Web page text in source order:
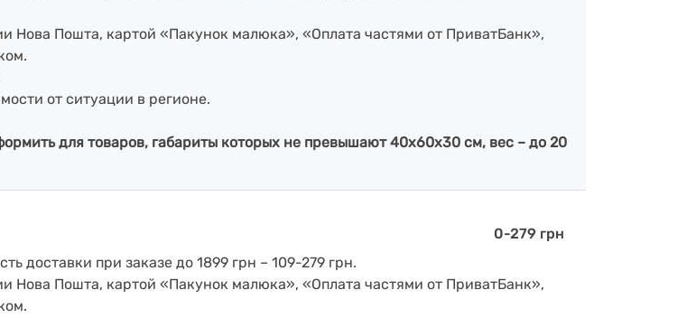
Нова Пошта, картой «Пакунок малюка», «Оплата частями от ПриватБанк»,
от ситуации в регионе.
для товаров, габариты которых не превышают 40х60х30 см, вес – до 20
0-279 грн
доставки при заказе до 1899 грн – 109-279 грн.
Нова Пошта, картой «Пакунок малюка», «Оплата частями от ПриватБанк»,